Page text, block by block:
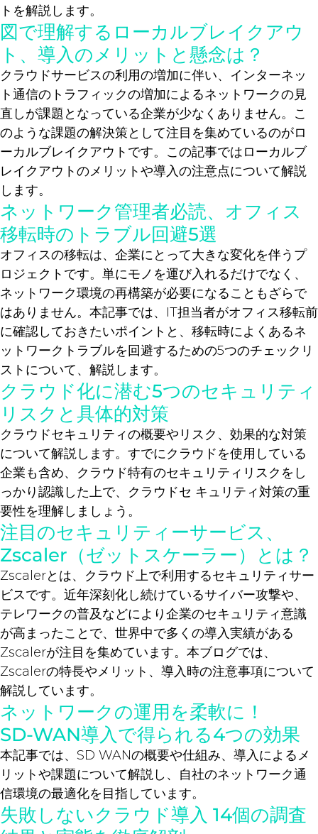
トを解説します。
図で理解するローカルブレイクアウ
ト、導入のメリットと懸念は？
クラウドサービスの利用の増加に伴い、インターネッ
ト通信のトラフィックの増加によるネットワークの見
直しが課題となっている企業が少なくありません。こ
のような課題の解決策として注目を集めているのがロ
ーカルブレイクアウトです。この記事ではローカルブ
レイクアウトのメリットや導入の注意点について解説
します。
ネットワーク管理者必読、オフィス
移転時のトラブル回避5選
オフィスの移転は、企業にとって大きな変化を伴うプ
ロジェクトです。単にモノを運び入れるだけでなく、
ネットワーク環境の再構築が必要になることもざらで
はありません。本記事では、IT担当者がオフィス移転前
に確認しておきたいポイントと、移転時によくあるネ
ットワークトラブルを回避するための5つのチェックリ
ストについて、解説します。
クラウド化に潜む5つのセキュリティ
リスクと具体的対策
クラウドセキュリティの概要やリスク、効果的な対策
について解説します。すでにクラウドを使用している
企業も含め、クラウド特有のセキュリティリスクをし
っかり認識した上で、クラウドセ キュリティ対策の重
要性を理解しましょう。
注目のセキュリティーサービス、
Zscaler（ゼットスケーラー）とは？
Zscalerとは、クラウド上で利用するセキュリティサー
ビスです。近年深刻化し続けているサイバー攻撃や、
テレワークの普及などにより企業のセキュリティ意識
が高まったことで、世界中で多くの導入実績がある
Zscalerが注目を集めています。本ブログでは、
Zscalerの特長やメリット、導入時の注意事項について
解説しています。
ネットワークの運用を柔軟に！
SD-WAN導入で得られる4つの効果
本記事では、SD WANの概要や仕組み、導入によるメ
リットや課題について解説し、自社のネットワーク通
信環境の最適化を目指しています。
失敗しないクラウド導入 14個の調査